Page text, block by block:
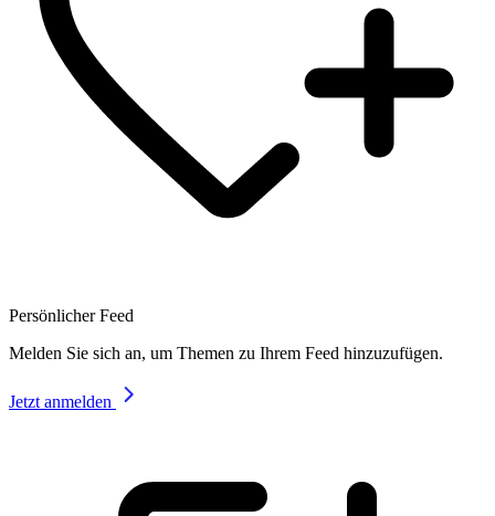
Persönlicher Feed
Melden Sie sich an, um Themen zu Ihrem Feed hinzuzufügen.
Jetzt anmelden